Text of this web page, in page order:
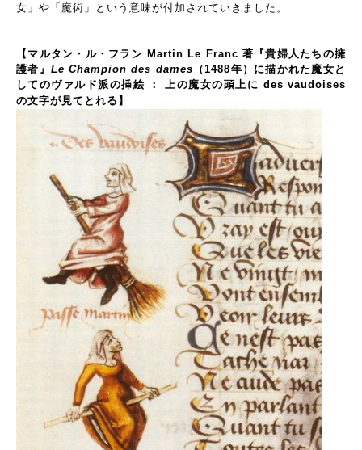
女」や「魔術」という意味が付加されていきました。
【マルタン・ル・フラン Martin Le Franc 著『貴婦人たちの擁
護者』 Le Champion des dames （1488年）に描かれた魔女と
してのヴァルド派の挿絵 ： 上の魔女の頭上に des vaudoises
の文字が見てとれる】